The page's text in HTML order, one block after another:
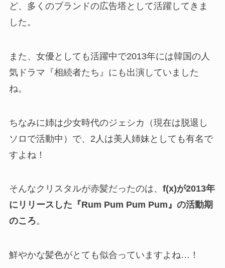
ど、多くのブランドの広告塔として活躍してきま
した。
また、女優としても活躍中で2013年には韓国の人
気ドラマ『相続者たち』にも出演していました
ね。
ちなみに姉は少女時代のジェシカ（現在は脱退し
ソロで活動中）で、2人は美人姉妹としても有名で
すよね！
そんなクリスタルが赤髪だったのは、 f(x)が2013年
にリリースした『Rum Pum Pum Pum』の活動期
のころ。
鮮やかな髪色がとても似合っていますよね…！